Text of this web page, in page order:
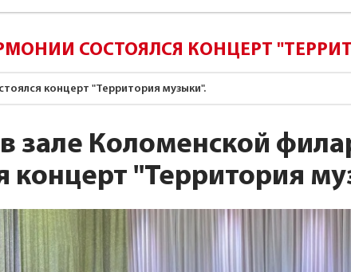
СОСТОЯЛСЯ КОНЦЕРТ
концерт "Территория музыки".
зале Коломенской
концерт "Территория